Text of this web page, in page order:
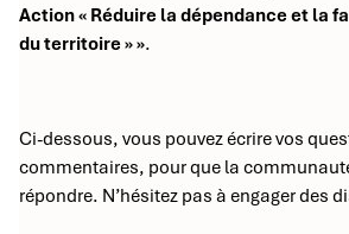
Action « Réduire la dépendance et la
du territoire » ».
Ci-dessous, vous pouvez écrire vos
commentaires, pour que la
répondre. N’hésitez pas à engager des